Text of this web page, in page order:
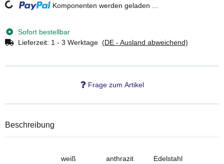
Loading... Komponenten werden geladen ...
Sofort bestellbar
Lieferzeit: 1 - 3 Werktage (DE - Ausland abweichend)
Frage zum Artikel
Beschreibung
weiß anthrazit
Edelstahl